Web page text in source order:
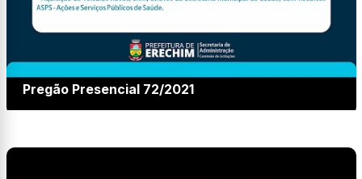
Pregão Presencial 72/2021